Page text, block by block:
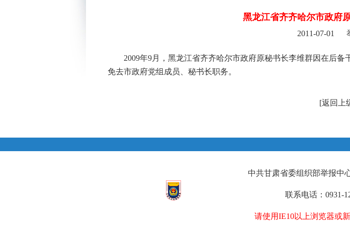
黑龙江省齐齐哈尔市政府
2011-07-01
2009年9月，黑龙江省齐齐哈尔市政府原秘书长李维群因在后
免去市政府党组成员、秘书长职务。
[返回上
中共甘肃省委组织部举报中
联系电话：0931-
请使用IE10以上浏览器或